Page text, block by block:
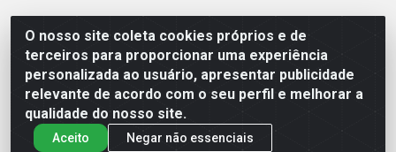
O nosso site coleta cookies próprios e de
terceiros para proporcionar uma experiência
personalizada ao usuário, apresentar publicidade
relevante de acordo com o seu perfil e melhorar a
qualidade do nosso site.
Aceito Negar não essenciais
MR Distribuidora - Rua Hortêncio Ribeiro de Luna, 3777 -
Distrito Industrial, João Pessoa/PB - CEP 58081-400 -
CNPJ 35.428.312/0001-85